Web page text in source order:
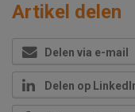
Artikel delen
Delen via e-mail
Delen op